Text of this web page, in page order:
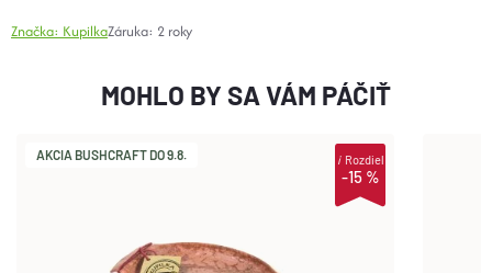
Značka: KupilkaZáruka: 2 roky
MOHLO BY SA VÁM PÁČIŤ
AKCIA BUSHCRAFT DO 9.8.
-15 %
iRozdiel